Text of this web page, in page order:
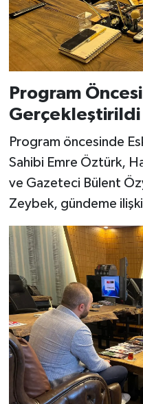
Program
Gerçekleştirildi
Program öncesinde
Sahibi Emre Öztürk,
ve Gazeteci Bülent
Zeybek, gündeme